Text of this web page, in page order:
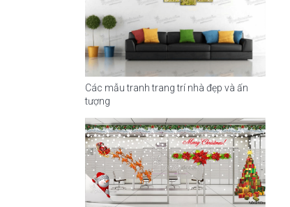
Các mẫu tranh trang trí nhà đẹp và ấn
tượng